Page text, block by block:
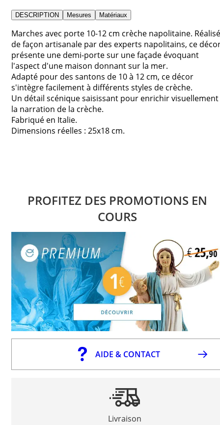
DESCRIPTION Mesures Matériaux
Marches avec porte 10-12 cm crèche napolitaine. Réalisé
de façon artisanale par des experts napolitains, ce
présente une demi-porte sur une façade évoquant
l'aspect d'une maison donnant sur la mer.
Adapté pour des santons de 10 à 12 cm, ce décor
s'intègre facilement à différents styles de crèche.
Un détail scénique saisissant pour enrichir visuellement
la narration de la crèche.
Fabriqué en Italie.
Dimensions réelles : 25x18 cm.
PROFITEZ DES PROMOTIONS EN
COURS
AIDE & CONTACT
Livraison